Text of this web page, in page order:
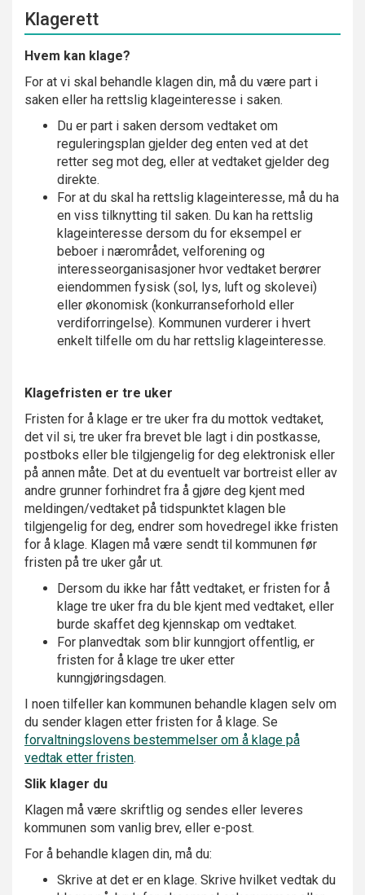
Klagerett
Hvem kan klage?
For at vi skal behandle klagen din, må du være part i
saken eller ha rettslig klageinteresse i saken.
Du er part i saken dersom vedtaket om
reguleringsplan gjelder deg enten ved at det
retter seg mot deg, eller at vedtaket gjelder deg
direkte.
For at du skal ha rettslig klageinteresse, må du ha
en viss tilknytting til saken. Du kan ha rettslig
klageinteresse dersom du for eksempel er
beboer i nærområdet, velforening og
interesseorganisasjoner hvor vedtaket berører
eiendommen fysisk (sol, lys, luft og skolevei)
eller økonomisk (konkurranseforhold eller
verdiforringelse). Kommunen vurderer i hvert
enkelt tilfelle om du har rettslig klageinteresse.
Klagefristen er tre uker
Fristen for å klage er tre uker fra du mottok vedtaket,
det vil si, tre uker fra brevet ble lagt i din postkasse,
postboks eller ble tilgjengelig for deg elektronisk eller
på annen måte. Det at du eventuelt var bortreist eller av
andre grunner forhindret fra å gjøre deg kjent med
meldingen/vedtaket på tidspunktet klagen ble
tilgjengelig for deg, endrer som hovedregel ikke fristen
for å klage. Klagen må være sendt til kommunen før
fristen på tre uker går ut.
Dersom du ikke har fått vedtaket, er fristen for å
klage tre uker fra du ble kjent med vedtaket, eller
burde skaffet deg kjennskap om vedtaket.
For planvedtak som blir kunngjort offentlig, er
fristen for å klage tre uker etter
kunngjøringsdagen.
I noen tilfeller kan kommunen behandle klagen selv om
du sender klagen etter fristen for å klage. Se
forvaltningslovens bestemmelser om å klage på
vedtak etter fristen.
Slik klager du
Klagen må være skriftlig og sendes eller leveres
kommunen som vanlig brev, eller e-post.
For å behandle klagen din, må du:
Skrive at det er en klage. Skrive hvilket vedtak du